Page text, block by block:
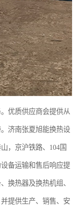
优质供应商会提供从
济南张夏旭能换热设
，京沪铁路、104国
备运输和售后响应提
换热器及换热机组、
提供生产、销售、安